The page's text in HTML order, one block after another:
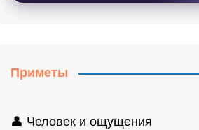
Приметы
👤 Человек и ощущения